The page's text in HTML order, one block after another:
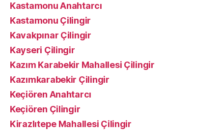
Kastamonu Anahtarcı
Kastamonu Çilingir
Kavakpınar Çilingir
Kayseri Çilingir
Kazım Karabekir Mahallesi Çilingir
Kazımkarabekir Çilingir
Keçiören Anahtarcı
Keçiören Çilingir
Kirazlıtepe Mahallesi Çilingir